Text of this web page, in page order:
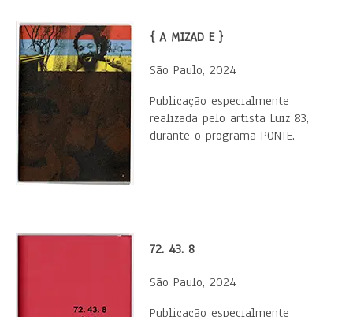
{ A MIZAD E }
São Paulo, 2024
Publicação especialmente
realizada pelo artista Luiz 83,
durante o programa PONTE.
72. 43. 8
São Paulo, 2024
Publicação especialmente